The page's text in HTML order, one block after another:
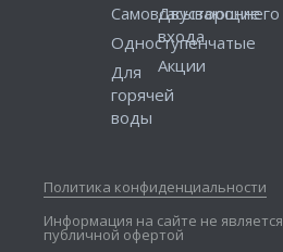
Самовсасывающие
Одноступенчатые
Для
горячей
воды
Двустороннего
входа
Акции
Политика конфиденциальности
Информация на сайте не является
публичной офертой